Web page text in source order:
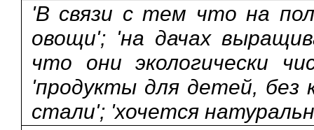
'В связи с тем что на
овощи'; 'на дачах
что они экологически
'продукты для детей, без
стали'; 'хочется